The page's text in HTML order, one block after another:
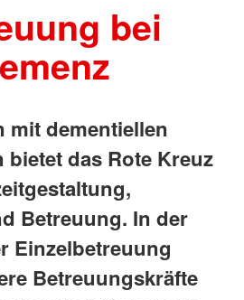
bei
mit dementiellen
das Rote Kreuz
Betreuung. In der
Einzelbetreuung
Betreuungskräfte